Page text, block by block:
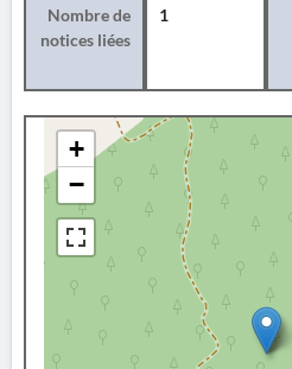
Nombre de
notices liées
1
+
−